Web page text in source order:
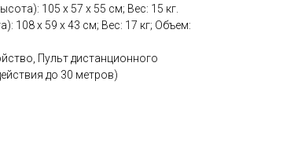
105 x 57 x 55 см; Вес: 15 кг.
108 x 59 x 43 см; Вес: 17 кг; Объем:
Пульт дистанционного
до 30 метров)